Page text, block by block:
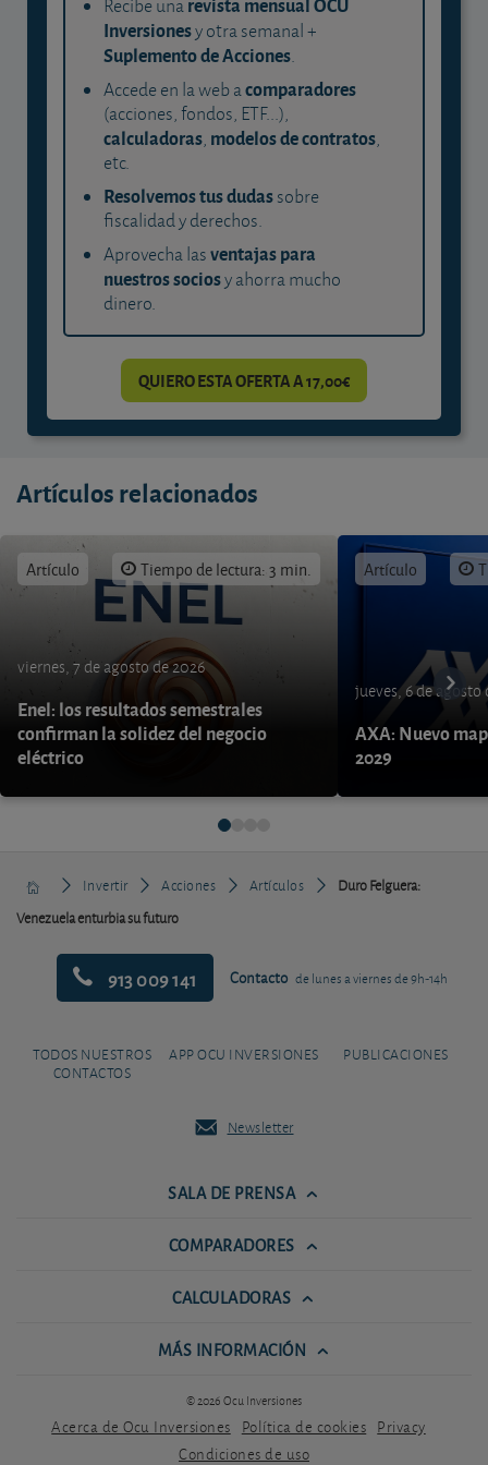
Recibe una
Inversionesy otra semanal +
Suplemento de Acciones.
Accede en la web acomparadores
(acciones, fondos, ETF...),
calculadoras, modelos de contratos,
etc.
Resolvemos tus dudassobre
fiscalidad y derechos.
Aprovecha lasventajas para
nuestros sociosy ahorra mucho
dinero.
QUIERO ESTA OFERTA A 17,00€
Artículos relacionados
Artículo Tiempo de lectura: 3 min.
viernes, 7 de agosto de 2026
Enel: los resultados semestrales
confirman la solidez del negocio
eléctrico
Artículo
jueves, 6 de agosto
AXA: Nuevo
2029
Invertir Acciones Artículos
Duro Felguera:
Venezuela enturbia su futuro
913 009 141 Contacto de lunes a viernes de 9h-14h
TODOS NUESTROS
CONTACTOS
APP OCU INVERSIONES PUBLICACIONES
Newsletter
SALA DE PRENSA
COMPARADORES
CALCULADORAS
MÁS INFORMACIÓN
© 2026 Ocu Inversiones
Acerca de Ocu Inversiones Política de cookies Privacy
Condiciones de uso